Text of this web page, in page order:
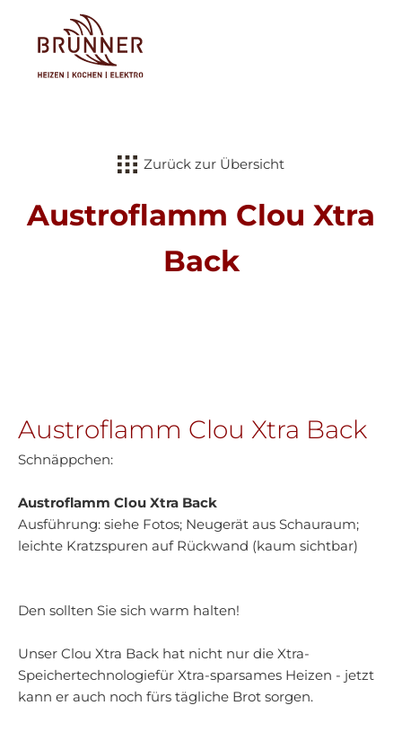
Zurück zur Übersicht
Austroflamm Clou Xtra
Back
Austroflamm Clou Xtra Back
Schnäppchen:
Austroflamm Clou Xtra Back
Ausführung: siehe Fotos; Neugerät aus Schauraum;
leichte Kratzspuren auf Rückwand (kaum sichtbar)
Den sollten Sie sich warm halten!
Unser Clou Xtra Back hat nicht nur die Xtra-
Speichertechnologiefür Xtra-sparsames Heizen - jetzt
kann er auch noch fürs tägliche Brot sorgen.